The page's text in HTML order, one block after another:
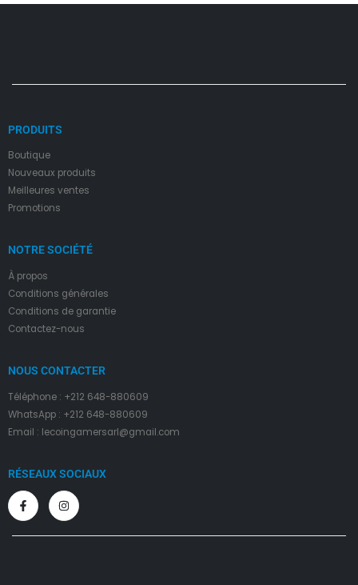
PRODUITS
Boutique
Nouveaux produits
Meilleures ventes
Promotions
NOTRE SOCIÉTÉ
À propos
Conditions générales
Conditions de garantie
Contactez-nous
NOUS CONTACTER
Téléphone : +212 648-880609
WhatsApp : +212 648-880609
Email : lecoingamersarl@gmail.com
RÉSEAUX SOCIAUX